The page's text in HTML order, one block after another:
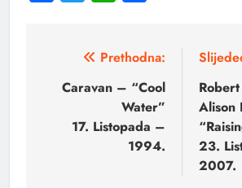
Prethodna:
Caravan – “Cool
Water”
17. Listopada –
1994.
Alison
23.
2007.